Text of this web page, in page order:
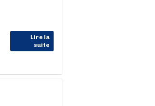
Lire la
suite